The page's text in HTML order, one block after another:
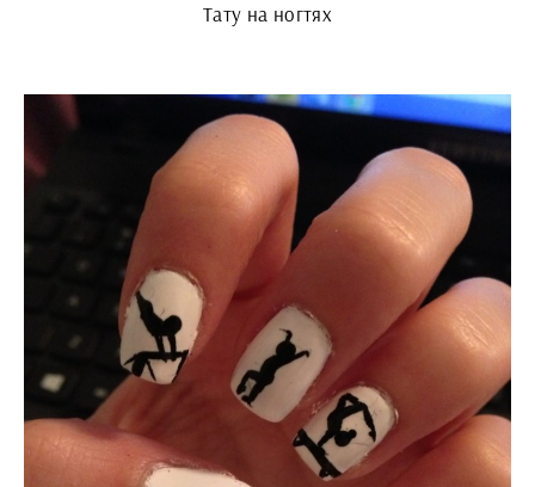
Тату на ногтях